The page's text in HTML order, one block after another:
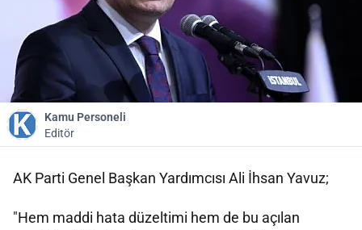
Kamu Personeli
Editör
AK Parti Genel Başkan Yardımcısı Ali İhsan Yavuz;
"Hem maddi hata düzeltimi hem de bu açılan